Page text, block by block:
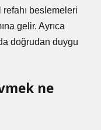
refahı beslemeleri
gelir. Ayrıca
doğrudan duygu
ne